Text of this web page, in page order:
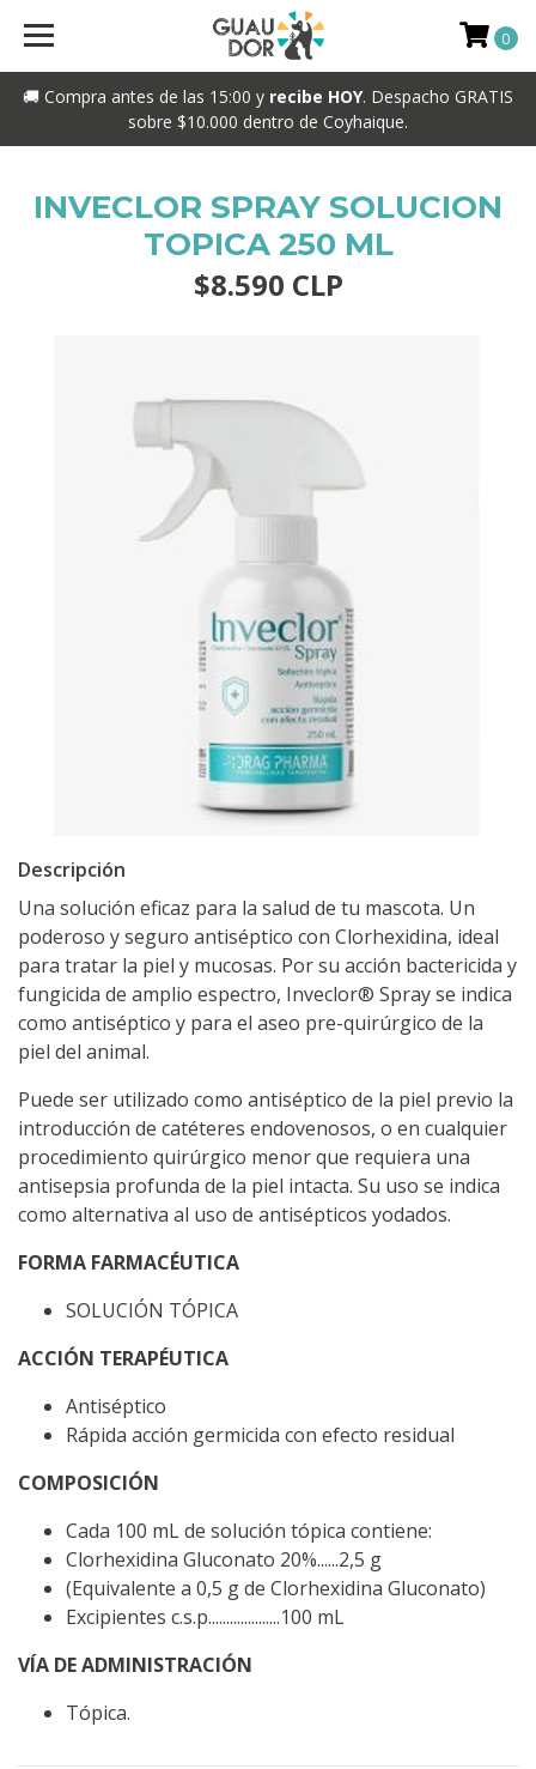
🚚 Compra antes de las 15:00 y recibe HOY. Despacho GRATIS
sobre $10.000 dentro de Coyhaique.
0
INVECLOR SPRAY SOLUCION
TOPICA 250 ML
$8.590 CLP
Descripción
Una solución eficaz para la salud de tu mascota. Un
poderoso y seguro antiséptico con Clorhexidina, ideal
para tratar la piel y mucosas. Por su acción bactericida y
fungicida de amplio espectro, Inveclor® Spray se indica
como antiséptico y para el aseo pre-quirúrgico de la
piel del animal.
Puede ser utilizado como antiséptico de la piel previo la
introducción de catéteres endovenosos, o en cualquier
procedimiento quirúrgico menor que requiera una
antisepsia profunda de la piel intacta. Su uso se indica
como alternativa al uso de antisépticos yodados.
FORMA FARMACÉUTICA
SOLUCIÓN TÓPICA
ACCIÓN TERAPÉUTICA
Antiséptico
Rápida acción germicida con efecto residual
COMPOSICIÓN
Cada 100 mL de solución tópica contiene:
Clorhexidina Gluconato 20%......2,5 g
(Equivalente a 0,5 g de Clorhexidina Gluconato)
Excipientes c.s.p....................100 mL
VÍA DE ADMINISTRACIÓN
Tópica.